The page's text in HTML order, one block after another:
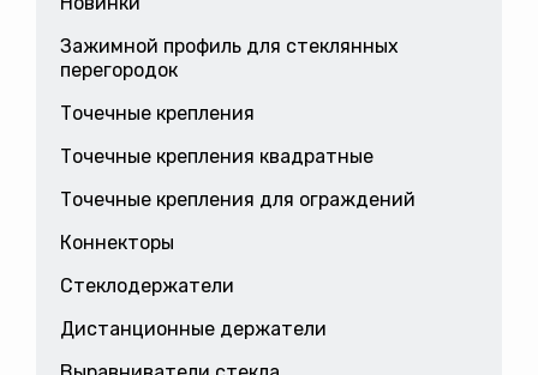
Зажимной профиль для стеклянных
перегородок
Точечные крепления
Точечные крепления квадратные
Точечные крепления для ограждений
Коннекторы
Стеклодержатели
Дистанционные держатели